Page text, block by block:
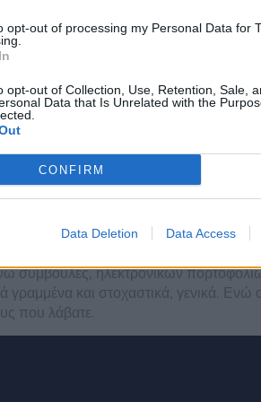
opt-out of processing my Personal Data for
opt-out of Collection, Use, Retention, Sale,
Data that Is Unrelated with the
CONFIRM
Data Deletion Data Access
οποίο, θα συναντήσετε αυτόματα
τέσσερα διαφορετικά ακατέργαστα
παίξει μερικούς κουλοχέρηδες
ηλεκτρονικών
και στοχαστικά, γενικά. Ενώ
που λάβατε.